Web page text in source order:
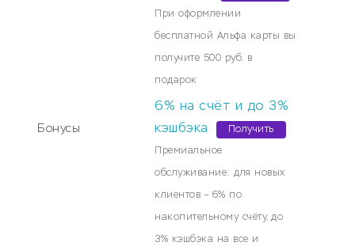
Бонусы
При оформлении
бесплатной Альфа карты вы
получите 500 руб. в
подарок
6% на счёт и до 3%
кэшбэка
Получить
Премиальное
обслуживание: для новых
клиентов – 6% по
накопительному счёту, до
3% кэшбэка на все и